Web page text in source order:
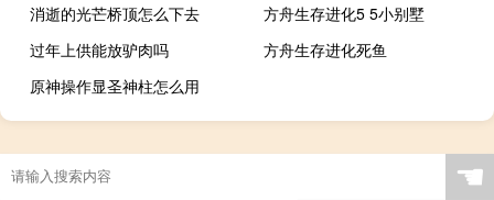
消逝的光芒桥顶怎么下去
方舟生存进化5 5小别墅
过年上供能放驴肉吗
方舟生存进化死鱼
原神操作显圣神柱怎么用
☚